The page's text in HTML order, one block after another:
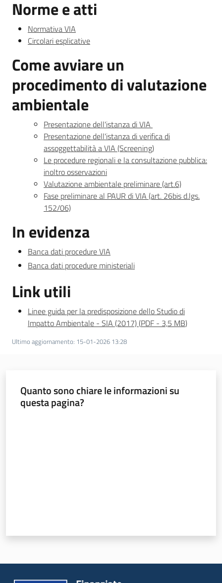
Norme e atti
Normativa VIA
Circolari esplicative
Come avviare un
procedimento di valutazione
ambientale
Presentazione dell'istanza di VIA
Presentazione dell'istanza di verifica di
assoggettabilità a VIA (Screening)
Le procedure regionali e la consultazione pubblica:
inoltro osservazioni
Valutazione ambientale preliminare (art.6)
Fase preliminare al PAUR di VIA (art. 26bis d.lgs.
152/06)
In evidenza
Banca dati procedure VIA
Banca dati procedure ministeriali
Link utili
Linee guida per la predisposizione dello Studio di
Impatto Ambientale - SIA (2017)(PDF - 3,5 MB)
Ultimo aggiornamento: 15-01-2026 13:28
Quanto sono chiare le informazioni su
questa pagina?